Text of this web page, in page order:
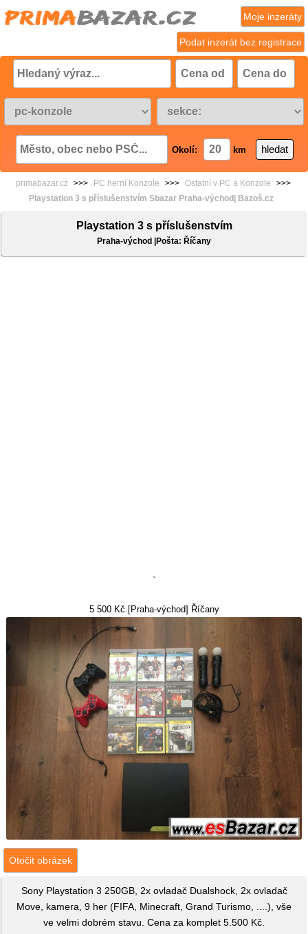
Podat inzerát bez registrace
Moje inzeráty
Okolí: km
primabazar.cz >>> PC herní Konzole >>> Ostatní v PC a Konzole
>>>
Playstation 3 s příslušenstvím Sbazar Praha-východ| Bazoš.cz
Playstation 3 s příslušenstvím
Praha-východ |Pošta: Říčany
`
5 500 Kč [Praha-východ] Říčany
Otočit obrázek
Sony Playstation 3 250GB, 2x ovladač Dualshock, 2x ovladač
Move, kamera, 9 her (FIFA, Minecraft, Grand Turismo, ....), vše
ve velmi dobrém stavu. Cena za komplet 5.500 Kč.